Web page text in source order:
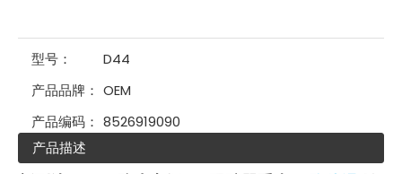
型号：
D44
产品品牌： OEM
产品编码： 8526919090
产品描述